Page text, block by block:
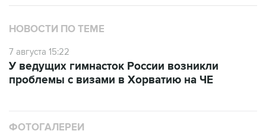
НОВОСТИ ПО ТЕМЕ
7 августа 15:22
проблемы с визами в Хорватию на ЧЕ